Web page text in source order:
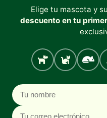
Elige tu mascota y
descuento en tu
Perro Gato
Nombre
Correo electrónico